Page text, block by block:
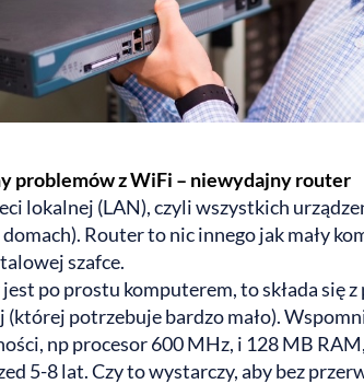
problemów z WiFi – niewydajny router
lokalnej (LAN), czyli wszystkich
Router to nic innego jak mały
szafce.
po prostu komputerem, to składa się
(której potrzebuje bardzo mało).
np procesor 600 MHz, i 128 MB
5-8 lat. Czy to wystarczy, aby bez